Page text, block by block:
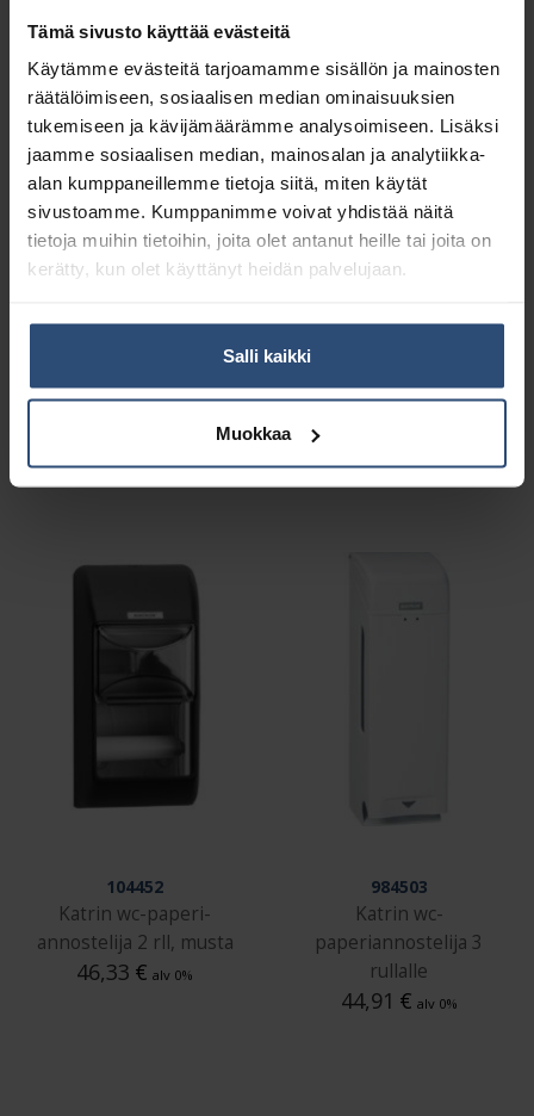
Tämä sivusto käyttää evästeitä
Käytämme evästeitä tarjoamamme sisällön ja mainosten
räätälöimiseen, sosiaalisen median ominaisuuksien
tukemiseen ja kävijämäärämme analysoimiseen. Lisäksi
jaamme sosiaalisen median, mainosalan ja analytiikka-
alan kumppaneillemme tietoja siitä, miten käytät
sivustoamme. Kumppanimme voivat yhdistää näitä
tietoja muihin tietoihin, joita olet antanut heille tai joita on
kerätty, kun olet käyttänyt heidän palvelujaan.
Salli kaikki
Muokkaa
Katrin Gigant L wc-
50,90€
Katrin Plus System
69,78€
104452
Katrin wc-paperi-
annostelija 2 rll, musta
46,33 € alv 0%
984503
Katrin wc-
paperiannostelija 3
rullalle
44,91 € alv 0%